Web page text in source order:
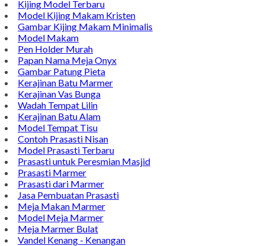
Kijing Model Terbaru
Model Kijing Makam Kristen
Gambar Kijing Makam Minimalis
Model Makam
Pen Holder Murah
Papan Nama Meja Onyx
Gambar Patung Pieta
Kerajinan Batu Marmer
Kerajinan Vas Bunga
Wadah Tempat Lilin
Kerajinan Batu Alam
Model Tempat Tisu
Contoh Prasasti Nisan
Model Prasasti Terbaru
Prasasti untuk Peresmian Masjid
Prasasti Marmer
Prasasti dari Marmer
Jasa Pembuatan Prasasti
Meja Makan Marmer
Model Meja Marmer
Meja Marmer Bulat
Vandel Kenang - Kenangan